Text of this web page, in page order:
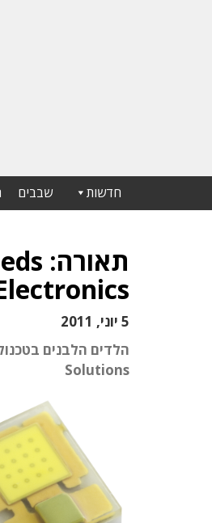
חדשות שבבים
5 יוני, 2011
Solutions